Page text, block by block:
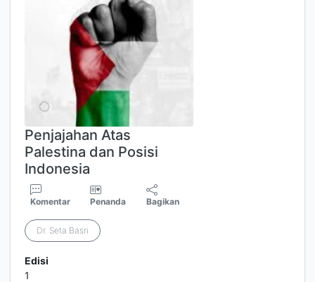
Penjajahan Atas
Palestina dan Posisi
Indonesia
Komentar Penanda Bagikan
Dr. Seta Basri
Edisi
1